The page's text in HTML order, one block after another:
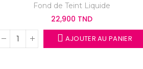
Fond de Teint Liquide
22,900 TND
AJOUTER AU PANIER